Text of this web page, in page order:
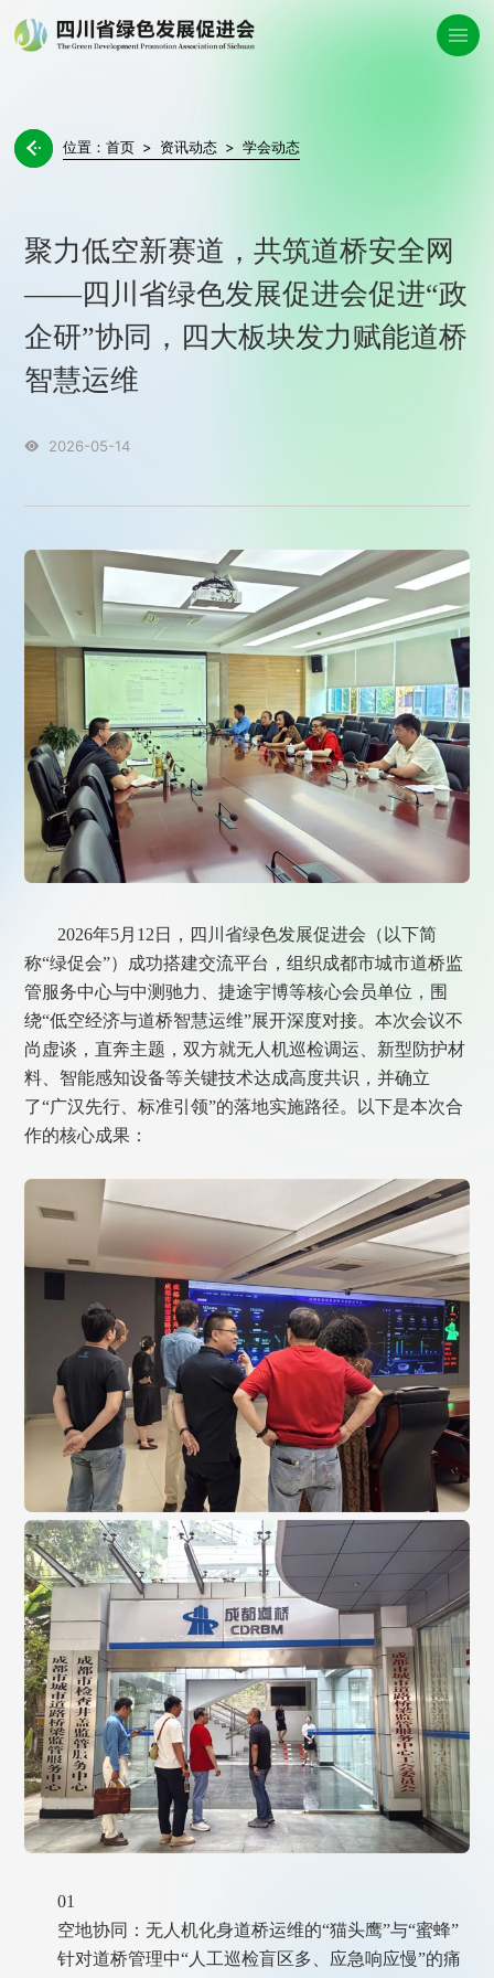
 位置：首页 > 资讯动态 > 学会动态
聚力低空新赛道，共筑道桥安全网
——四川省绿色发展促进会促进“政
企研”协同，四大板块发力赋能道桥
智慧运维
 2026-05-14
2026年5月12日，四川省绿色发展促进会（以下简
称“绿促会”）成功搭建交流平台，组织成都市城市道桥监
管服务中心与中测驰力、捷途宇博等核心会员单位，围
绕“低空经济与道桥智慧运维”展开深度对接。本次会议不
尚虚谈，直奔主题，双方就无人机巡检调运、新型防护材
料、智能感知设备等关键技术达成高度共识，并确立
了“广汉先行、标准引领”的落地实施路径。以下是本次合
作的核心成果：
01
空地协同：无人机化身道桥运维的“猫头鹰”与“蜜蜂”
针对道桥管理中“人工巡检盲区多、应急响应慢”的痛